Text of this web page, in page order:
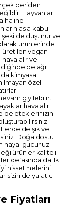
deriden
Hayvanlar
haline
asla kabul
düşünür ve
ürünlerinde
üretilen vegan
alır ve
de ağrı
kimyasal
özel
giyilebilir.
hava alır.
de eteklerinizin
de şık ve
Doğa dostu
hayal gücünüz
ürünler kaliteli
defasında da ilk
hissetmelerini
sizin de yaratıcı
Fiyatları